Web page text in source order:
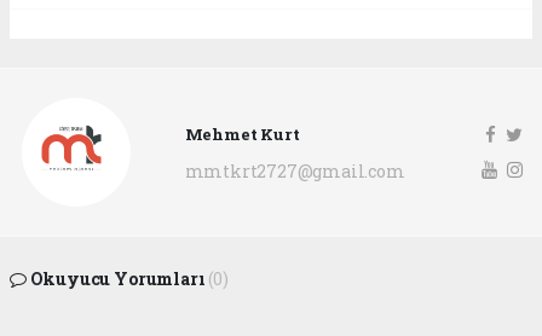
Mehmet Kurt
mmtkrt2727@gmail.com
Okuyucu Yorumları (0)